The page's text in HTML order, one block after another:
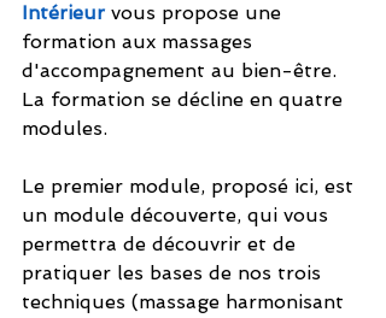
Intérieur vous propose une
formation aux massages
d'accompagnement au bien-être.
La formation se décline en quatre
modules.
Le premier module, proposé ici, est
un module découverte, qui vous
permettra de découvrir et de
pratiquer les bases de nos trois
techniques (massage harmonisant